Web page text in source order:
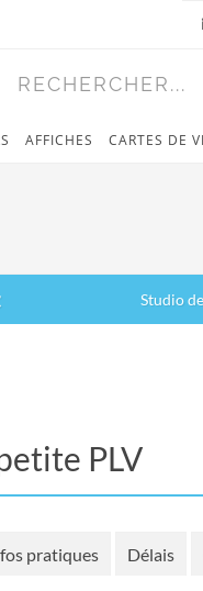
RECHERCHER...
AFFICHES CARTES DE
Studio
PLV
pratiques Délais